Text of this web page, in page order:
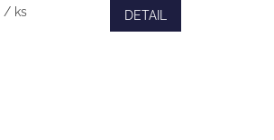
/ ks DETAIL